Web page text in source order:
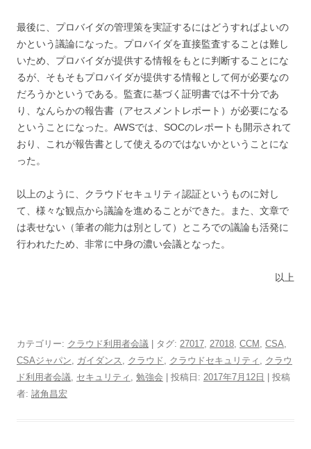
最後に、プロバイダの管理策を実証するにはどうすればよいの
かという議論になった。プロバイダを直接監査することは難し
いため、プロバイダが提供する情報をもとに判断することにな
るが、そもそもプロバイダが提供する情報として何が必要なの
だろうかというである。監査に基づく証明書では不十分であ
り、なんらかの報告書（アセスメントレポート）が必要になる
ということになった。AWSでは、SOCのレポートも開示されて
おり、これが報告書として使えるのではないかということにな
った。
以上のように、クラウドセキュリティ認証というものに対し
て、様々な観点から議論を進めることができた。また、文章で
は表せない（筆者の能力は別として）ところでの議論も活発に
行われたため、非常に中身の濃い会議となった。
以上
カテゴリー: クラウド利用者会議 | タグ: 27017 27018 CCM CSA
CSAジャパン
ガイダンス クラウド クラウドセキュリティ
クラウ
ド利用者会議
セキュリティ 勉強会 | 投稿日: 2017年7月12日 | 投稿
者: 諸角昌宏